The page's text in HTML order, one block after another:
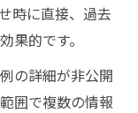
時に直接、過去
果的です。
の詳細が非公開
囲で複数の情報